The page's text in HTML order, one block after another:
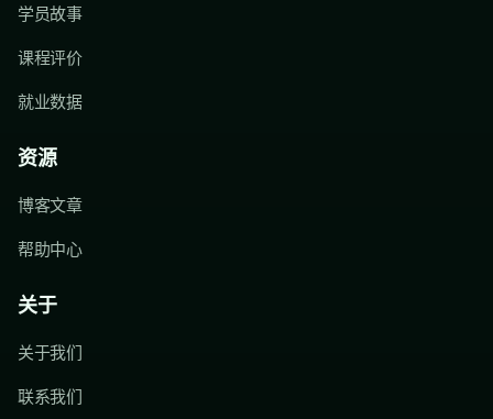
学员故事
课程评价
就业数据
资源
博客文章
帮助中心
关于
关于我们
联系我们